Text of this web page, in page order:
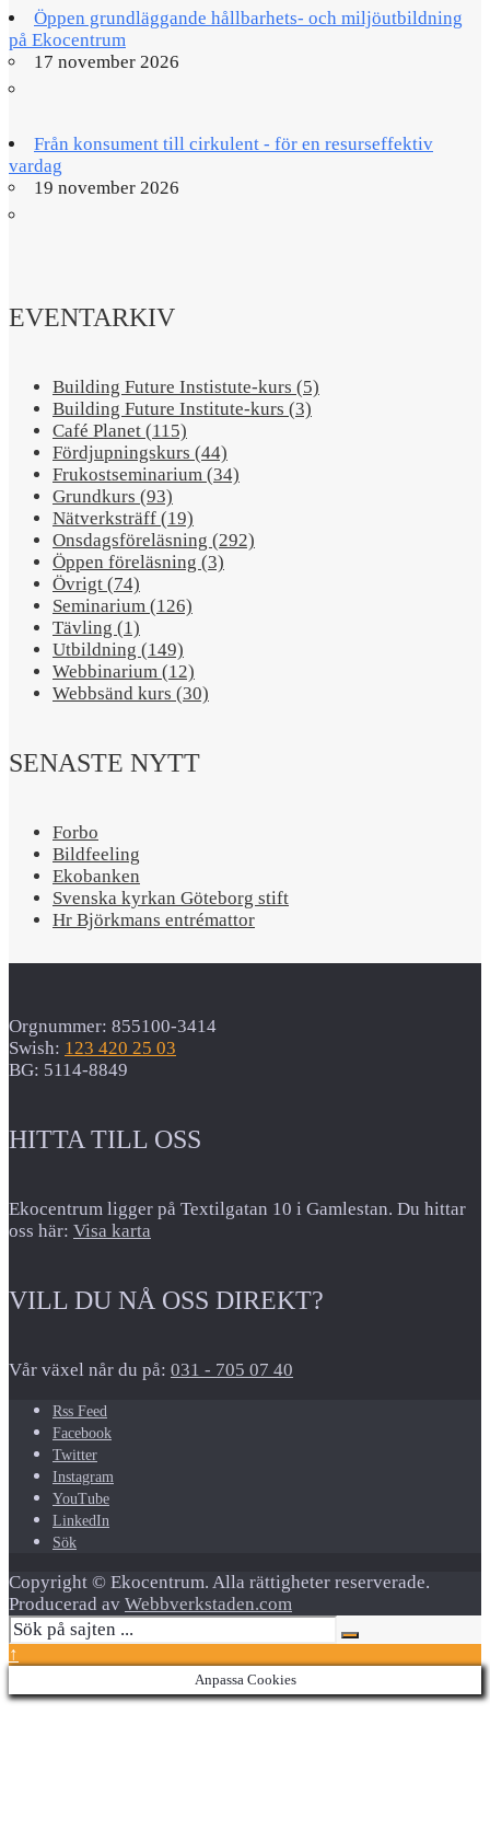
Öppen grundläggande hållbarhets- och miljöutbildning
på Ekocentrum
17 november 2026
Från konsument till cirkulent - för en resurseffektiv
vardag
19 november 2026
EVENTARKIV
Building Future Instistute-kurs (5)
Building Future Institute-kurs (3)
Café Planet (115)
Fördjupningskurs (44)
Frukostseminarium (34)
Grundkurs (93)
Nätverksträff (19)
Onsdagsföreläsning (292)
Öppen föreläsning (3)
Övrigt (74)
Seminarium (126)
Tävling (1)
Utbildning (149)
Webbinarium (12)
Webbsänd kurs (30)
SENASTE NYTT
Forbo
Bildfeeling
Ekobanken
Svenska kyrkan Göteborg stift
Hr Björkmans entrémattor
Orgnummer: 855100-3414
Swish: 123 420 25 03
BG: 5114-8849
HITTA TILL OSS
Ekocentrum ligger på Textilgatan 10 i Gamlestan. Du hittar
oss här: Visa karta
VILL DU NÅ OSS DIREKT?
Vår växel når du på: 031 - 705 07 40
Rss Feed
Facebook
Twitter
Instagram
YouTube
LinkedIn
Sök
Copyright © Ekocentrum. Alla rättigheter reserverade.
Producerad av Webbverkstaden.com
↑
Anpassa Cookies